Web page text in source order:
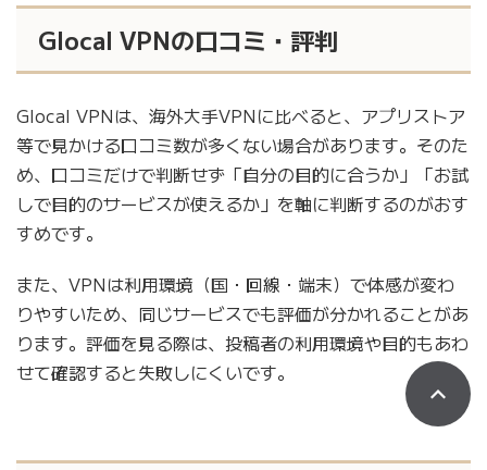
Glocal VPNの口コミ・評判
Glocal VPNは、海外大手VPNに比べると、アプリストア
等で見かける口コミ数が多くない場合があります。そのた
め、口コミだけで判断せず「自分の目的に合うか」「お試
しで目的のサービスが使えるか」を軸に判断するのがおす
すめです。
また、VPNは利用環境（国・回線・端末）で体感が変わ
りやすいため、同じサービスでも評価が分かれることがあ
ります。評価を見る際は、投稿者の利用環境や目的もあわ
せて確認すると失敗しにくいです。